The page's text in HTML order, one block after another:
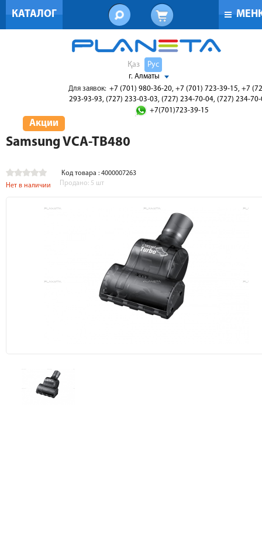
КАТАЛОГ
Қаз Рус
г. Алматы
Для заявок: +7 (701) 980-36-20, +7 (701) 723-39-15, +7
293-93-93, (727) 233-03-03, (727) 234-70-04, (727) 234-
+7(701)723-39-15
Акции
Samsung VCA-TB480
Код товара : 4000007263
Нет в наличии
Продано: 5 шт